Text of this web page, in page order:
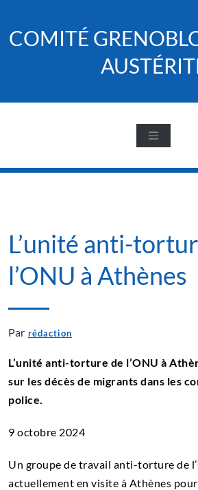
content
COMITÉ
L’unité anti-
l’ONU à Athènes
Par rédaction
L’unité anti-torture de l’ONU à
sur les décès de migrants dans les
police.
9 octobre 2024
Un groupe de travail anti-torture de
actuellement en visite à Athènes